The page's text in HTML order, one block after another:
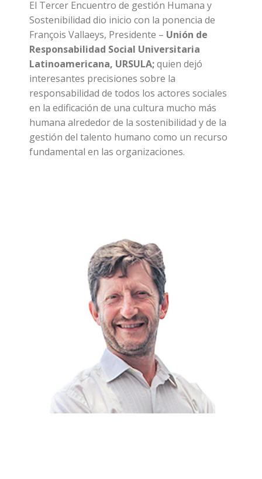
El Tercer Encuentro de gestión Humana y
Sostenibilidad dio inicio con la ponencia de
François Vallaeys, Presidente – Unión de
Responsabilidad Social Universitaria
Latinoamericana, URSULA;quien dejó
interesantes precisiones sobre la
responsabilidad de todos los actores sociales
en la edificación de una cultura mucho más
humana alrededor de la sostenibilidad y de la
gestión del talento humano como un recurso
fundamental en las organizaciones.